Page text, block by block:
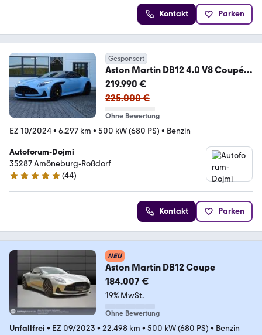
Kontakt Parken
Gesponsert
Aston Martin DB12 4.0 V8 Coupé
FROSTED GLASS NP: 312.000 €
219.990 €
225.000 €
Ohne Bewertung
EZ 10/2024• 6.297 km • 500 kW (680 PS) • Benzin
Autoforum-Dojmi
35287 Amöneburg-Roßdorf
5 Sterne
(44)
Kontakt Parken
NEU
Aston Martin DB12 Coupe
184.007 €
19% MwSt.
Ohne Bewertung
Unfallfrei • EZ 09/2023 • 22.498 km • 500 kW (680 PS) • Benzin